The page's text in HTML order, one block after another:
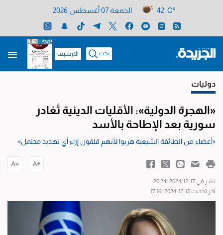
42 C° الجمعة 07 أغسطس 2026
بحث الارشيف
دوليات
«الهجرة الدولية»: الأقليات الدينية تُغادر
سورية بعد الإطاحة بالأسد
«أعضاء من الطائفة الشيعية هربوا لأنهم قلقون إزاء أي تهديد محتمل»
نشر في 17-12-2024 | 20:24
آخر تحديث 18-12-2024 | 17:16